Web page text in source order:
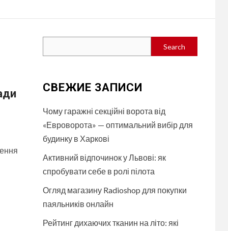
Search
СВЕЖИЕ ЗАПИСИ
Чому гаражні секційні ворота від
«Евроворота» — оптимальний вибір для
будинку в Харкові
Активний відпочинок у Львові: як
спробувати себе в ролі пілота
Огляд магазину Radioshop для покупки
паяльників онлайн
Рейтинг дихаючих тканин на літо: які